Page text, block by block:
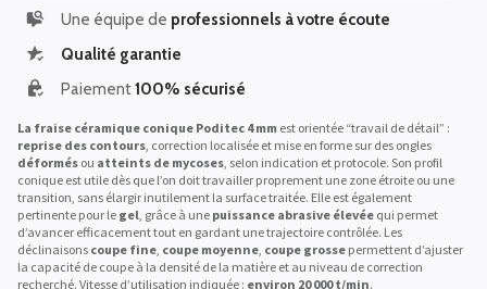
Une équipe de professionnels à votre écoute
Qualité garantie
Paiement100% sécurisé
La fraise céramique conique Poditec 4 mm est orientée “travail de détail” :
reprise des contours, correction localisée et mise en forme sur des ongles
déformés ou atteints de mycoses, selon indication et protocole. Son profil
conique est utile dès que l’on doit travailler proprement une zone étroite ou une
transition, sans élargir inutilement la surface traitée. Elle est également
pertinente pour le gel, grâce à une puissance abrasive élevée qui permet
d’avancer efficacement tout en gardant une trajectoire contrôlée. Les
déclinaisons coupe fine, coupe moyenne, coupe grosse permettent d’ajuster
la capacité de coupe à la densité de la matière et au niveau de correction
recherché. Vitesse d’utilisation indiquée : environ 20 000 t/min.